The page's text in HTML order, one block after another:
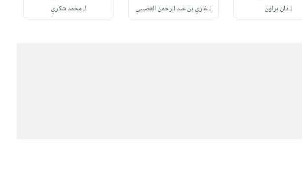
لـ دان براون
لـ غازي بن عبد الرحمن القصيبي
لـ محمد شكري